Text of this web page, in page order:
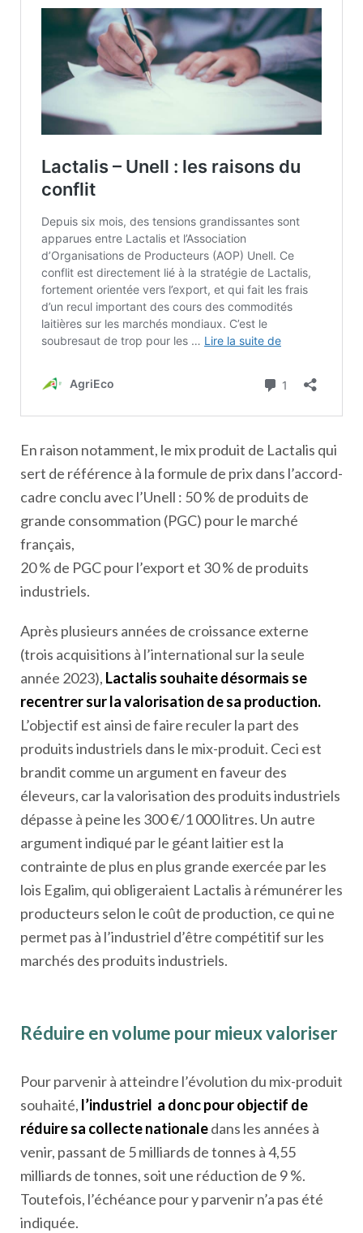
En raison notamment, le mix produit de Lactalis qui
sert de référence à la formule de prix dans l’accord-
cadre conclu avec l’Unell : 50 % de produits de
grande consommation (PGC) pour le marché
français,
20 % de PGC pour l’export et 30 % de produits
industriels.
Après plusieurs années de croissance externe
(trois acquisitions à l’international sur la seule
année 2023), Lactalis souhaite désormais se
recentrer sur la valorisation de sa production.
L’objectif est ainsi de faire reculer la part des
produits industriels dans le mix-produit. Ceci est
brandit comme un argument en faveur des
éleveurs, car la valorisation des produits industriels
dépasse à peine les 300 €/1 000 litres. Un autre
argument indiqué par le géant laitier est la
contrainte de plus en plus grande exercée par les
lois Egalim, qui obligeraient Lactalis à rémunérer les
producteurs selon le coût de production, ce qui ne
permet pas à l’industriel d’être compétitif sur les
marchés des produits industriels.
Réduire en volume pour mieux valoriser
Pour parvenir à atteindre l’évolution du mix-produit
souhaité, l’industriel a donc pour objectif de
réduire sa collecte nationaledans les années à
venir, passant de 5 milliards de tonnes à 4,55
milliards de tonnes, soit une réduction de 9 %.
Toutefois, l’échéance pour y parvenir n’a pas été
indiquée.